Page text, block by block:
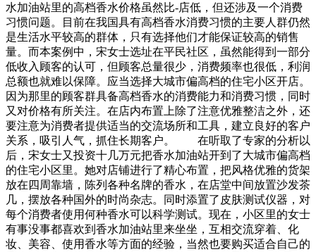
水加油站里的高档香水价格虽然比-店低，但还涉及一个消费
习惯问题。目前在我国具有高档香水消费习惯的主要人群仍然
是生活水平较高的群体，只有选择他们才能保证较高的销售
量。而本案例中，宋女士选址在平民社区，虽然能得到一部分
低收入顾客的认可，但顾客总量很少，消费频率也很低，利润
总额也就难以保障。应当选择大城市偏高档的住宅小区开店。
因为那里的顾客群具备高档香水的消费能力和消费习惯，同时
又对价格有所关注。在店内布置上除了注意优雅整洁之外，还
要注意为消费者提供适当的交流场所和工具，建立良好的客户
关系，吸引人气，抓住长期客户。 在听取了专家的分析以
后，宋女士又投资十几万元把香水加油站开到了大城市偏高档
的住宅小区里。她对店铺进行了精心布置，把风格优雅的货架
放在四周靠墙，陈列各种名牌的香水，在店堂中间放置沙发茶
几，摆放各种国外的时尚杂志。同时添置了皮肤测试仪器，对
每个消费者使用何种香水可以科学测试。现在，小区里的女士
有事没事都喜欢到香水加油站里来坐坐，互相交流穿着、化
妆、美容、使用香水等方面的经验，当然也要购买适合自己的